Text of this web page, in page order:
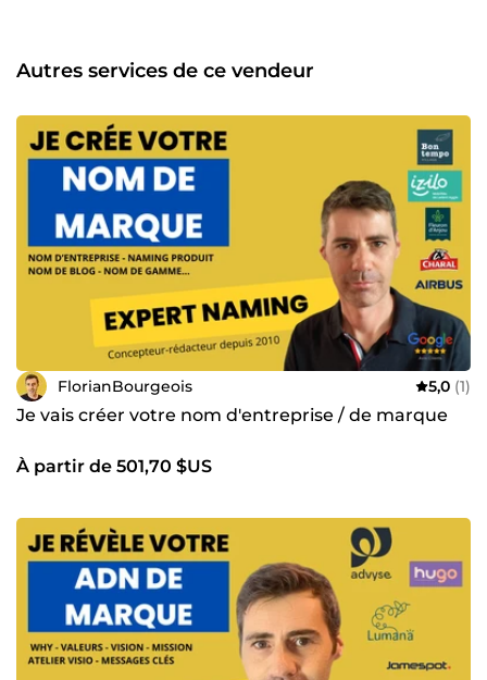
Autres services de ce vendeur
FlorianBourgeois 5,0 (1)
Je vais créer votre nom d'entreprise / de marque
À partir de 501,70 $US